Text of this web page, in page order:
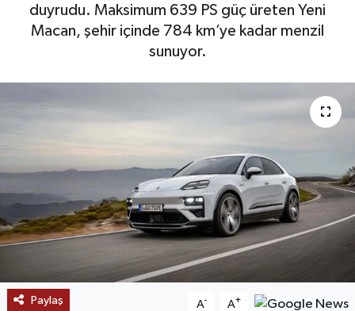
duyrudu. Maksimum 639 PS güç üreten Yeni
Macan, şehir içinde 784 km’ye kadar menzil
sunuyor.
Paylaş A- A+
EKONOMİ
EĞİTİM
BÖLGE
POPÜLER
Tüm Manşetler
Son Dakika Haberleri